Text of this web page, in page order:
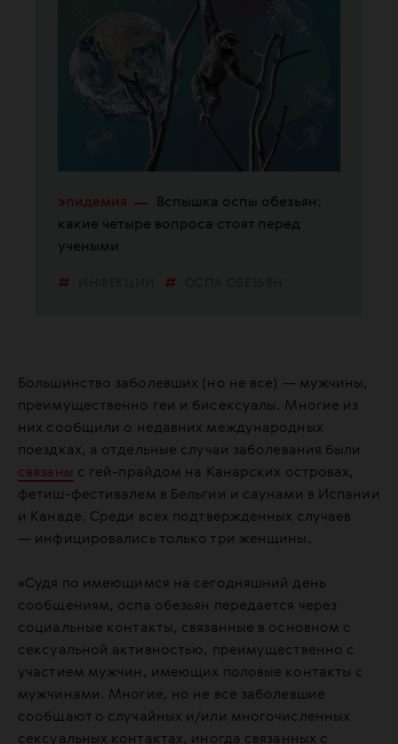
эпидемия
Вспышка оспы обезьян:
какие четыре вопроса стоят перед
учеными
Большинство заболевших (но не все) — мужчины,
преимущественно геи и бисексуалы. Многие из
них сообщили о недавних международных
поездках, а отдельные случаи заболевания были
связаны с гей-прайдом на Канарских островах,
фетиш-фестивалем в Бельгии и саунами в Испании
и Канаде. Среди всех подтвержденных случаев
— инфицировались только три женщины.
«Судя по имеющимся на сегодняшний день
сообщениям, оспа обезьян передается через
социальные контакты, связанные в основном с
сексуальной активностью, преимущественно с
участием мужчин, имеющих половые контакты с
мужчинами. Многие, но не все заболевшие
сообщают о случайных и/или многочисленных
сексуальных контактах, иногда связанных с